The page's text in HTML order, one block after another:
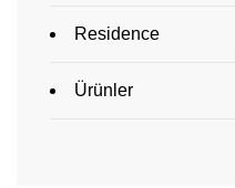
Residence
Ürünler